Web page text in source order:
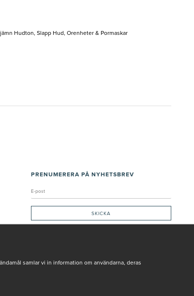
Hudton, Slapp Hud, Orenheter & Pormaskar
PRENUMERERA PÅ NYHETSBREV
samlar vi in information om användarna, deras